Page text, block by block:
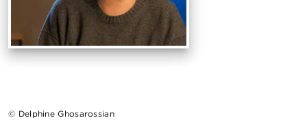
© Delphine Ghosarossian